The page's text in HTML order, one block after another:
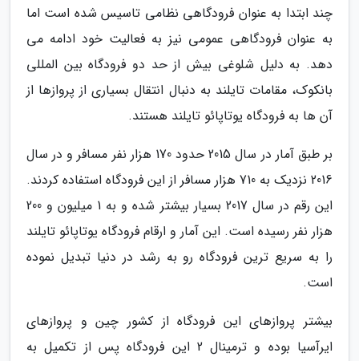
چند ابتدا به عنوان فرودگاهی نظامی تاسیس شده است اما
به عنوان فرودگاهی عمومی نیز به فعالیت خود ادامه می
دهد. به دلیل شلوغی بیش از حد دو فرودگاه بین المللی
بانکوک، مقامات تایلند به دنبال انتقال بسیاری از پروازها از
آن ها به فرودگاه یوتاپائو تایلند هستند.
بر طبق آمار در سال 2015 حدود 170 هزار نفر مسافر و در سال
2016 نزدیک به 710 هزار مسافر از این فرودگاه استفاده کردند.
این رقم در سال 2017 بسیار بیشتر شده و به 1 میلیون و 200
هزار نفر رسیده است. این آمار و ارقام فرودگاه یوتاپائو تایلند
را به سریع ترین فرودگاه رو به رشد در دنیا تبدیل نموده
است.
بیشتر پروازهای این فرودگاه از کشور چین و پروازهای
ایرآسیا بوده و ترمینال 2 این فرودگاه پس از تکمیل به